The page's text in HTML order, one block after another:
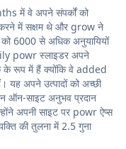
में वे अपने संपर्कों को
में सक्षम थे और grow ने
6000 से अधिक अनुयायियों
powr स्लाइडर अपने
के रूप में हैं क्योंकि वे added
यह अपने उत्पादों को अच्छी
ऑन-साइट अनुभव प्रदान
अपनी साइट पर powr ऐप्स
की तुलना में 2.5 गुना